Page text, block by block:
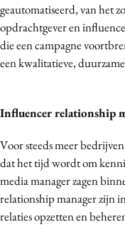
Purpose Marketing
Reputatie & crisis
geautomatiseerd, van het
opdrachtgever en
die een campagne
een kwalitatieve,
Influencer relationship
Voor steeds meer
dat het tijd wordt om
media manager zagen
relationship manager zijn
relaties opzetten en